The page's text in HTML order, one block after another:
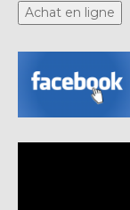
Achat en ligne